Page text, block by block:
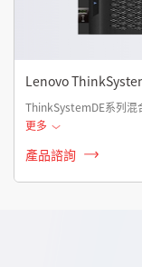
Lenovo
ThinkSystemDE系列混
更多
產品諮詢